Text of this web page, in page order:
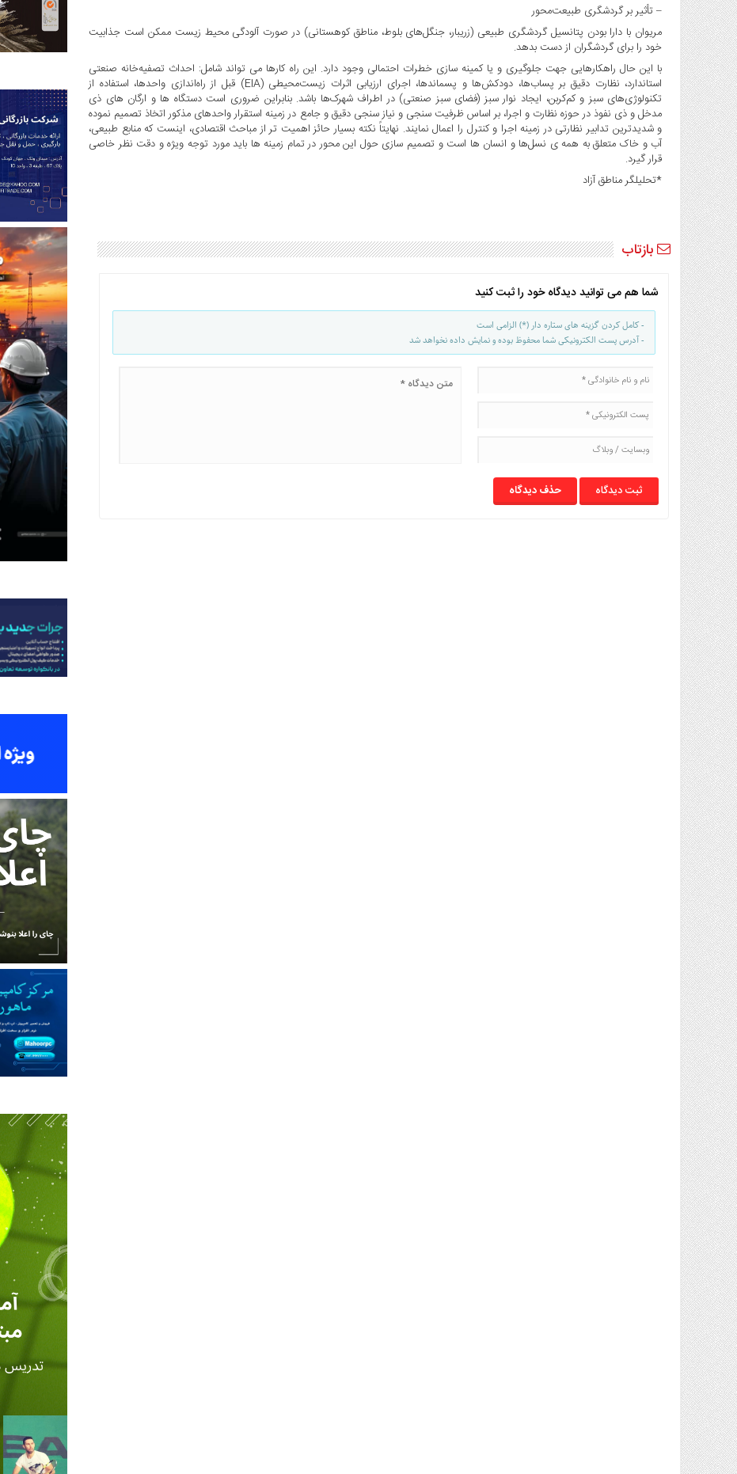
– تأثیر بر گردشگری طبیعت‌محور
مریوان با دارا بودن پتانسیل گردشگری طبیعی (زریبار، جنگل‌های بلوط، مناطق کوهستانی) در صورت آلودگی محیط زیست ممکن است جذابیت
خود را برای گردشگران از دست بدهد.
با این حال راهکارهایی جهت جلوگیری و یا کمینه سازی خطرات احتمالی وجود دارد. این راه کارها می تواند شامل: احداث تصفیه‌خانه صنعتی
استاندارد، نظارت دقیق بر پساب‌ها، دودکش‌ها و پسماندها، اجرای ارزیابی اثرات زیست‌محیطی (EIA) قبل از راه‌اندازی واحدها، استفاده از
تکنولوژی‌های سبز و کم‌کربن، ایجاد نوار سبز (فضای سبز صنعتی) در اطراف شهرک‌ها باشد. بنابراین ضروری است دستگاه ها و ارگان های ذی
مدخل و ذی نفوذ در حوزه نظارت و اجرا، بر اساس ظرفیت سنجی و نیاز سنجی دقیق و جامع در زمینه استقرار واحدهای مذکور اتخاذ تصمیم نموده
و شدیدترین تدابیر نظارتی در زمینه اجرا و کنترل را اعمال نمایند. نهایتاً نکته بسیار حائز اهمیت تر از مباحث اقتصادی، اینست که منابع طبیعی،
آب و خاک متعلق به همه ی نسل‌ها و انسان ها است و تصمیم سازی حول این محور در تمام زمینه ها باید مورد توجه ویژه و دقت نظر خاصی
قرار گیرد.
*تحلیلگر مناطق آزاد
بازتاب
شما هم می توانید دیدگاه خود را ثبت کنید
- کامل کردن گزینه های ستاره دار (*) الزامی است
- آدرس پست الکترونیکی شما محفوظ بوده و نمایش داده نخواهد شد
حذف دیدگاه